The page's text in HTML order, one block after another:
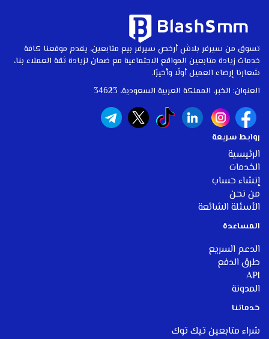
تسوق من سيرفر بلاش أرخص سيرفر بيع متابعين، يقدم موقعنا كافة
خدمات زيادة متابعين المواقع الاجتماعية مع ضمان لزيادة ثقة العملاء بنا،
شعارنا إرضاء العميل أولًا وأخيرًا.
العنوان: الخبر، المملكة العربية السعودية، 34623
روابط سريعة
الرئيسية
الخدمات
إنشاء حساب
من نحن
الأسئلة الشائعة
المساعدة
الدعم السريع
طرق الدفع
API
المدونة
خدماتنا
شراء متابعين تيك توك